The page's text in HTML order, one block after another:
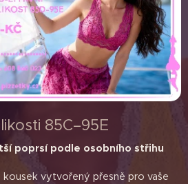
85C–95E
poprsí podle osobního střihu
vytvořený přesně pro vaše